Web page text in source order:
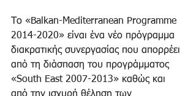
Το «Balkan-Mediterranean Programme
2014-2020» είναι ένα νέο πρόγραμμα
διακρατικής συνεργασίας που απορρέει
από τη διάσπαση του προγράμματος
«South East 2007-2013» καθώς και
από την ισχυρή θέληση των